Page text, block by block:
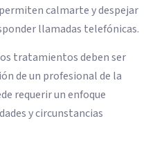
calmarte y despejar
llamadas telefónicas.
tratamientos deben ser
de un profesional de la
requerir un enfoque
y circunstancias